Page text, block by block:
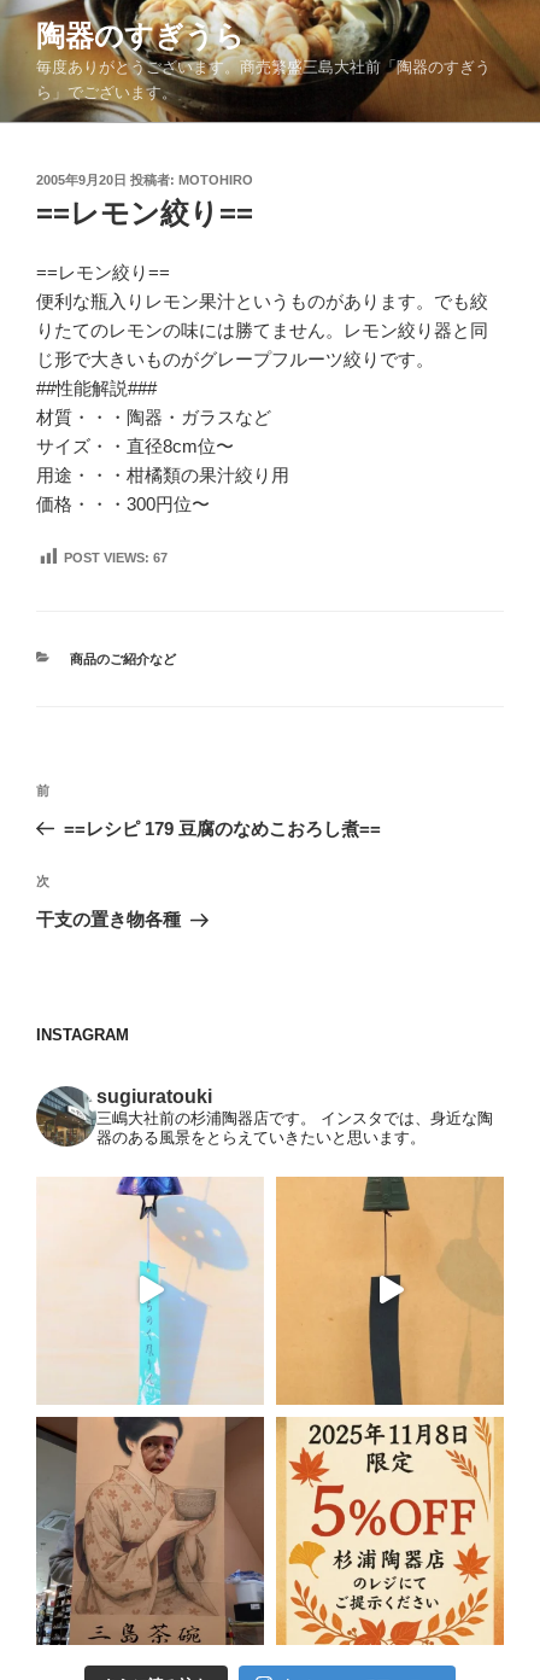
コ
ツ
陶器のすぎうら
毎度ありがとうございます。商売繁盛三島大社前「陶器のすぎう
ら」でございます。
投
日:
2005年9月20日 投稿者: MOTOHIRO
==レモン絞り==
==レモン絞り==
便利な瓶入りレモン果汁というものがあります。でも絞
りたてのレモンの味には勝てません。レモン絞り器と同
じ形で大きいものがグレープフルーツ絞りです。
##性能解説###
材質・・・陶器・ガラスなど
サイズ・・直径8cm位〜
用途・・・柑橘類の果汁絞り用
価格・・・300円位〜
POST VIEWS: 67
カ
商品のご紹介など
投
ナ
ビ
ゲ
ン
前
の
稿
前
==レシピ 179 豆腐のなめこおろし煮==
次
の
次
干支の置き物各種
INSTAGRAM
sugiuratouki
三嶋大社前の杉浦陶器店です。
インスタでは、身近な陶
器のある風景をとらえていきたいと思います。